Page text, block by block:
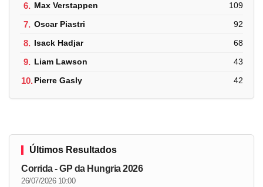
6. Max Verstappen 109
7. Oscar Piastri 92
8. Isack Hadjar 68
9. Liam Lawson 43
10.Pierre Gasly 42
Últimos Resultados
Corrida - GP da Hungria 2026
26/07/2026 10:00